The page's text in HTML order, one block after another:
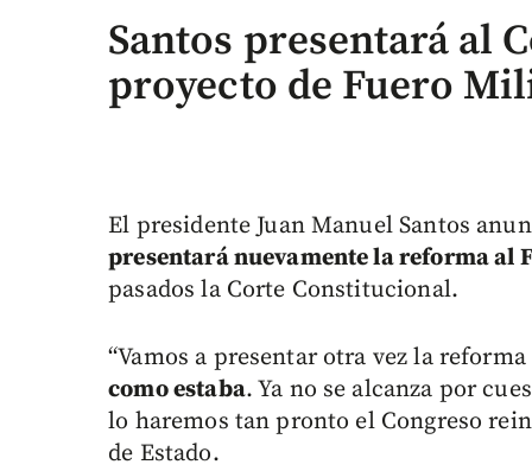
Santos presentará al
proyecto de Fuero
El presidente Juan Manuel Santos
presentará nuevamente la reforma al
pasados la Corte Constitucional.
“Vamos a presentar otra vez la
como estaba. Ya no se alcanza por
lo haremos tan pronto el Congreso
de Estado.